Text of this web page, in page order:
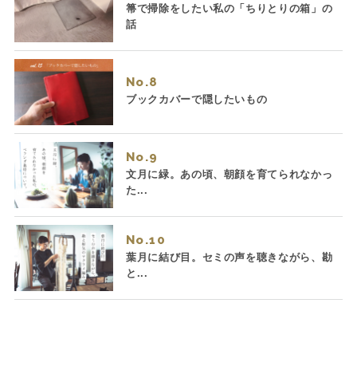
箒で掃除をしたい私の「ちりとりの箱」の
話
No.
ブックカバーで隠したいもの
No.
文月に緑。あの頃、朝顔を育てられなかっ
た...
No.
葉月に結び目。セミの声を聴きながら、勘
と...